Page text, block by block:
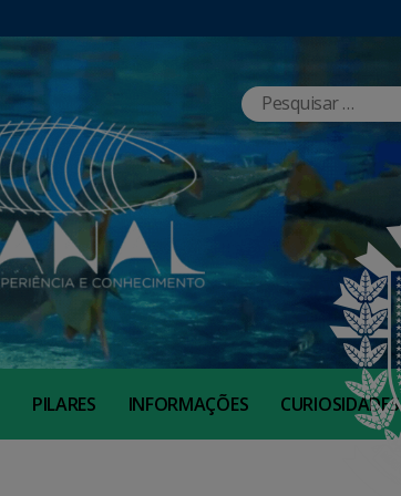
PILARES INFORMAÇÕES CURIOSIDADES